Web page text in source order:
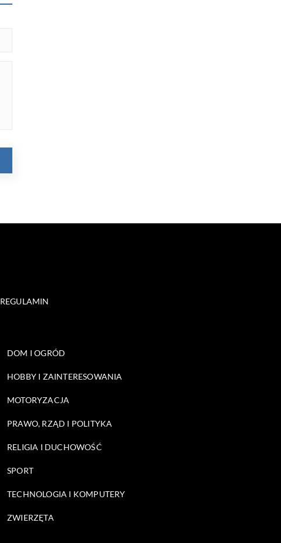
REGULAMIN
DOM I OGRÓD
HOBBY I ZAINTERESOWANIA
MOTORYZACJA
PRAWO, RZĄD I POLITYKA
RELIGIA I DUCHOWOŚĆ
SPORT
TECHNOLOGIA I KOMPUTERY
ZWIERZĘTA